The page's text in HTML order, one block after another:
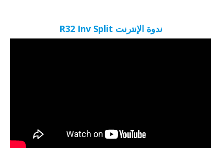
ندوة الإنترنت R32 Inv Split